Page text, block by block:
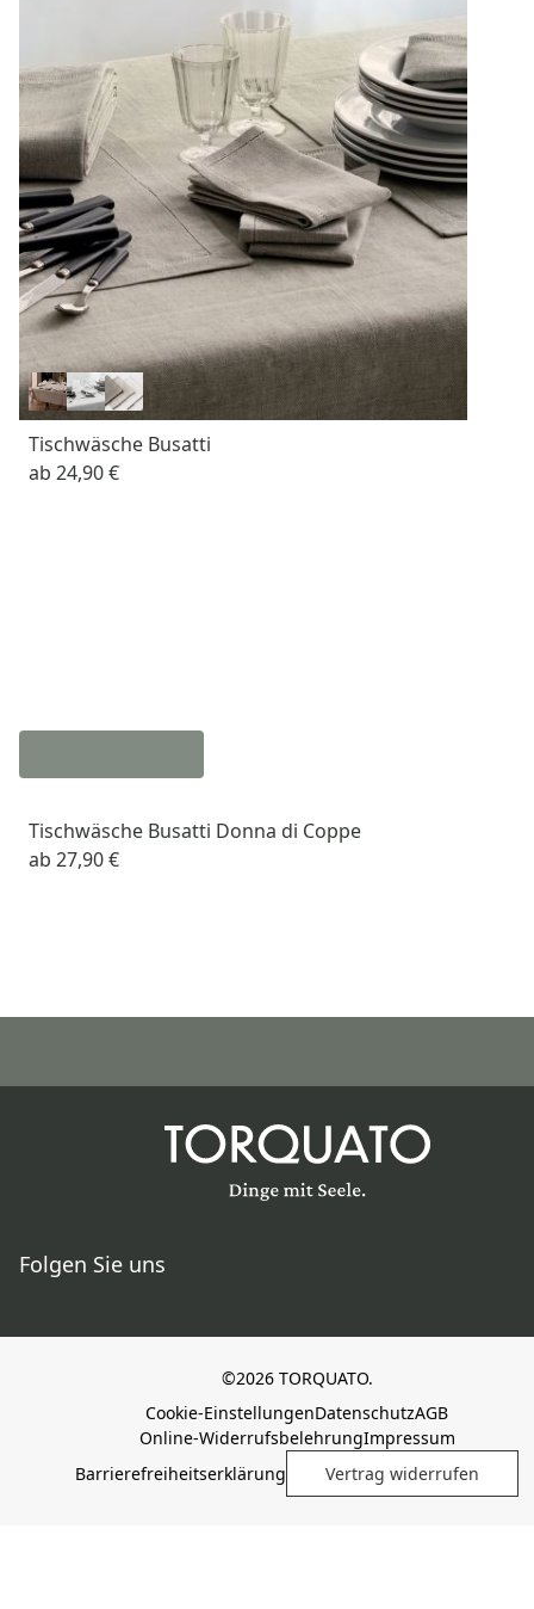
Tischwäsche Busatti
ab 24,90 €
Tischwäsche Busatti Donna di Coppe
ab 27,90 €
Folgen Sie uns
©2026 TORQUATO.
Cookie-EinstellungenDatenschutzAGB
Online-WiderrufsbelehrungImpressum
Barrierefreiheitserklärung
Vertrag widerrufen